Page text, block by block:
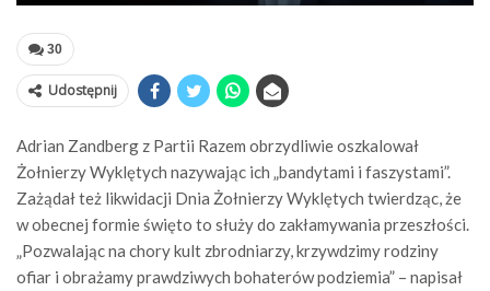
30
Udostępnij
Adrian Zandberg z Partii Razem obrzydliwie oszkalował
Żołnierzy Wyklętych nazywając ich „bandytami i faszystami”.
Zażądał też likwidacji Dnia Żołnierzy Wyklętych twierdząc, że
w obecnej formie święto to służy do zakłamywania przeszłości.
„Pozwalając na chory kult zbrodniarzy, krzywdzimy rodziny
ofiar i obrażamy prawdziwych bohaterów podziemia” – napisał